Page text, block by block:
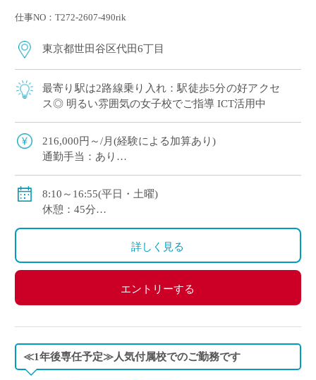
仕事NO：T272-2607-490rik
東京都世田谷区代田6丁目
最寄り駅は2路線乗り入れ：駅徒歩5分の好アクセ
ス◎ 明るい雰囲気の女子校でご指導 ICT活用中
216,000円～/月(経験による加算あり)
通勤手当：あり
私学共済加入
8:10～16:55(平日・土曜)
休憩：45分
詳しく見る
エントリーする
≪1年後専任予定≫人気付属校でのご勤務です